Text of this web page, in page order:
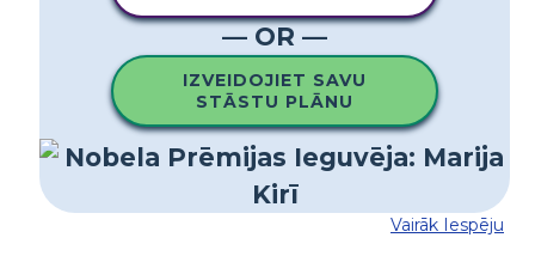
— OR —
IZVEIDOJIET SAVU
STĀSTU PLĀNU
Vairāk Iespēju